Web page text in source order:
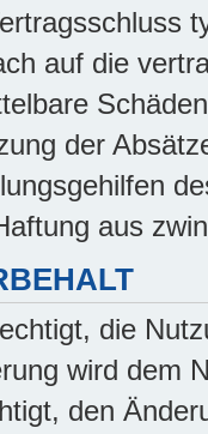
auf die
der
aus
die
wird dem
den